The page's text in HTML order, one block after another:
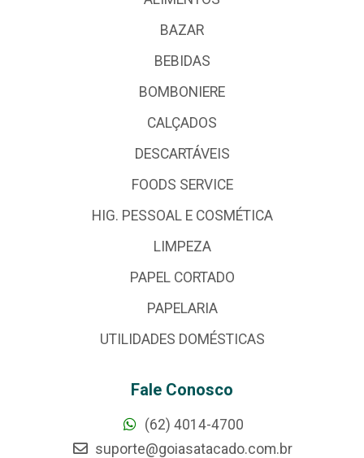
BAZAR
BEBIDAS
BOMBONIERE
CALÇADOS
DESCARTÁVEIS
FOODS SERVICE
HIG. PESSOAL E COSMÉTICA
LIMPEZA
PAPEL CORTADO
PAPELARIA
UTILIDADES DOMÉSTICAS
Fale Conosco
(62) 4014-4700
suporte@goiasatacado.com.br